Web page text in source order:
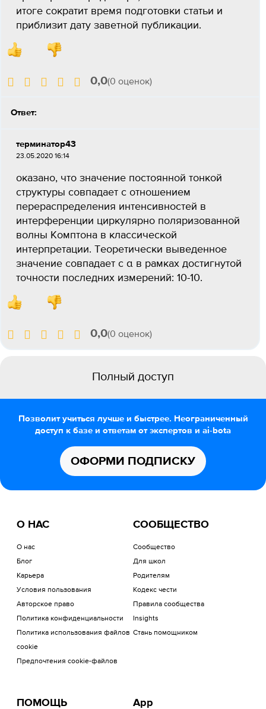
итоге сократит время подготовки статьи и
приблизит дату заветной публикации.
0,0(0 оценок)
Ответ:
терминатор43
23.05.2020 16:14
оказано, что значение постоянной тонкой
структуры совпадает с отношением
перераспределения интенсивностей в
интерференции циркулярно поляризованной
волны Комптона в классической
интерпретации. Теоретически выведенное
значение совпадает с α в рамках достигнутой
точности последних измерений: 10-10.
0,0(0 оценок)
Полный доступ
Позволит учиться лучше и быстрее. Неограниченный
доступ к базе и ответам от экспертов и ai-bota
ОФОРМИ ПОДПИСКУ
О НАС
О нас
Блог
Карьера
Условия пользования
Авторское право
Политика конфиденциальности
Политика использования файлов
cookie
Предпочтения cookie-файлов
СООБЩЕСТВО
Сообщество
Для школ
Родителям
Кодекс чести
Правила сообщества
Insights
Стань помощником
ПОМОЩЬ App